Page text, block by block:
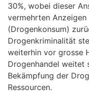
30%, wobei dieser
vermehrten
(Drogenkonsum)
Drogenkriminalität
weiterhin vor grosse
Drogenhandel weitet
Bekämpfung der
Ressourcen.